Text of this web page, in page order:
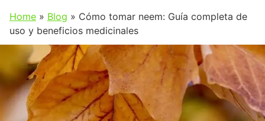
Home » Blog » Cómo tomar neem: Guía completa de
uso y beneficios medicinales